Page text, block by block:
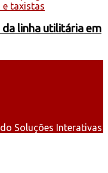
da linha utilitária em
Soluções Interativas